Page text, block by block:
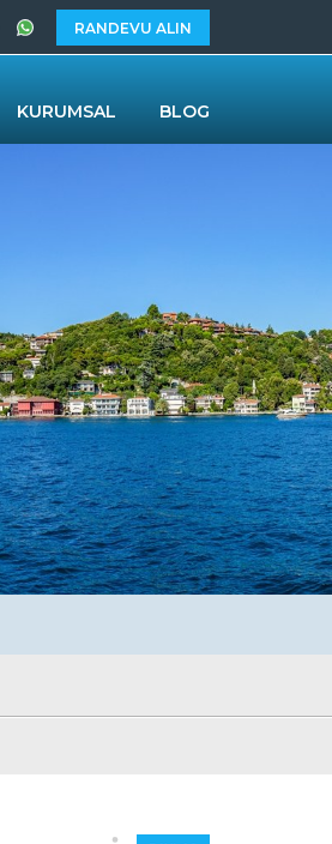
RANDEVU ALIN
KURUMSAL BLOG